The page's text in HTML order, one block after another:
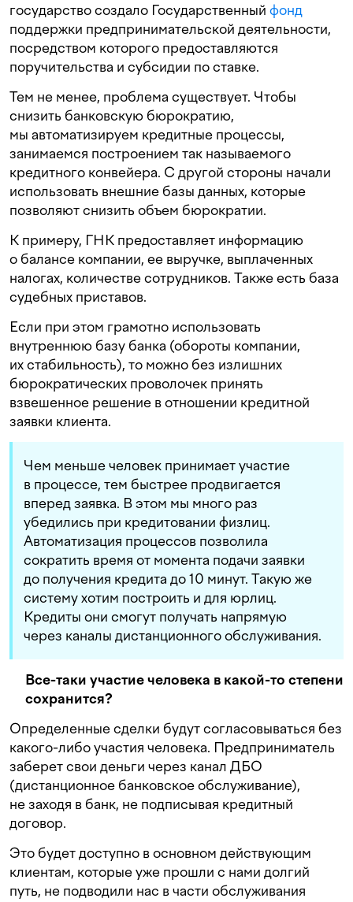
государство создало Государственный фонд
поддержки предпринимательской деятельности,
посредством которого предоставляются
поручительства и субсидии по ставке.
Тем не менее, проблема существует. Чтобы
снизить банковскую бюрократию,
мы автоматизируем кредитные процессы,
занимаемся построением так называемого
кредитного конвейера. С другой стороны начали
использовать внешние базы данных, которые
позволяют снизить объем бюрократии.
К примеру, ГНК предоставляет информацию
о балансе компании, ее выручке, выплаченных
налогах, количестве сотрудников. Также есть база
судебных приставов.
Если при этом грамотно использовать
внутреннюю базу банка (обороты компании,
их стабильность), то можно без излишних
бюрократических проволочек принять
взвешенное решение в отношении кредитной
заявки клиента.
Чем меньше человек принимает участие
в процессе, тем быстрее продвигается
вперед заявка. В этом мы много раз
убедились при кредитовании физлиц.
Автоматизация процессов позволила
сократить время от момента подачи заявки
до получения кредита до 10 минут. Такую же
систему хотим построить и для юрлиц.
Кредиты они смогут получать напрямую
через каналы дистанционного обслуживания.
Все-таки участие человека в какой-то степени
сохранится?
Определенные сделки будут согласовываться без
какого-либо участия человека. Предприниматель
заберет свои деньги через канал ДБО
(дистанционное банковское обслуживание),
не заходя в банк, не подписывая кредитный
договор.
Это будет доступно в основном действующим
клиентам, которые уже прошли с нами долгий
путь, не подводили нас в части обслуживания